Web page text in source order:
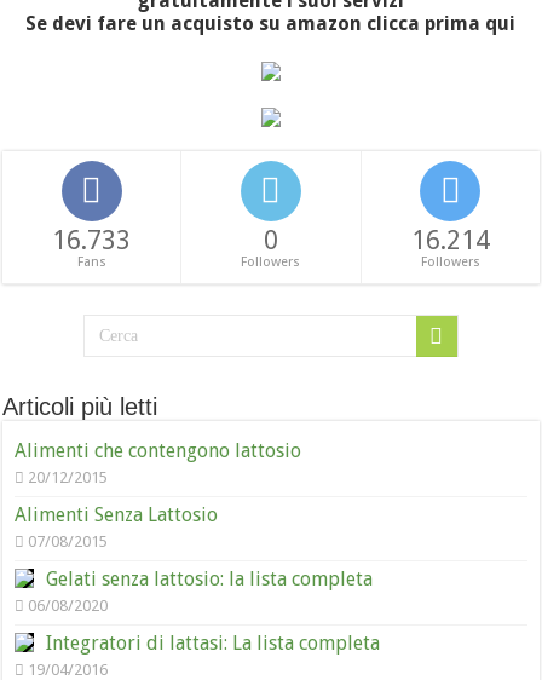
Se devi fare un acquisto su amazon clicca prima qui
16.733
Fans
0
Followers
16.214
Followers
Articoli più letti
Alimenti che contengono lattosio
20/12/2015
Alimenti Senza Lattosio
07/08/2015
Gelati senza lattosio: la lista completa
06/08/2020
Integratori di lattasi: La lista completa
19/04/2016